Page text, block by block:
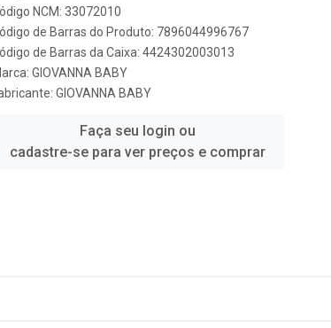
NCM: 33072010
de Barras do Produto: 7896044996767
de Barras da Caixa: 4424302003013
GIOVANNA BABY
GIOVANNA BABY
Faça seu login ou
cadastre-se para ver preços e comprar